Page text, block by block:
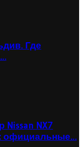
Где
NX7
официальные…